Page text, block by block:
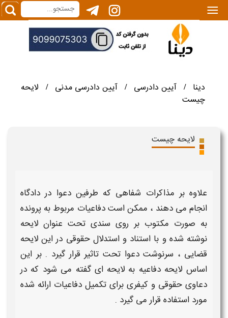
|||
دینا / آیین دادرسی / آیین دادرسی مدنی /
لایحه
چیست
لایحه چیست
علاوه بر مذاکرات شفاهی که طرفین دعوا در دادگاه
انجام می دهند ، ممکن است دفاعیات مربوط به پرونده
به صورت مکتوب بر روی سندی تحت عنوان لایحه
نوشته شده و با استناد و استدلال حقوقی در این لایحه
قضایی ، سرنوشت دعوا تحت تاثیر قرار گیرد . بر این
اساس لایحه دفاعیه به لایحه ای گفته می شود که در
دعاوی حقوقی و کیفری برای تکمیل دفاعیات ارائه شده
مورد استفاده قرار می گیرد .